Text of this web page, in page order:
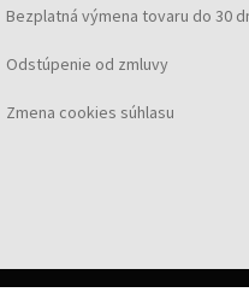
Bezplatná výmena tovaru do 30
Odstúpenie od zmluvy
Zmena cookies súhlasu